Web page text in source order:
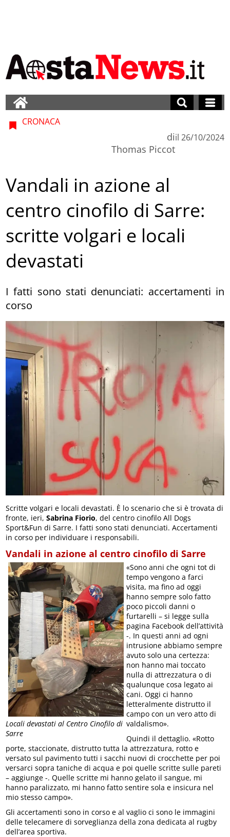
CRONACA
di
Thomas Piccot
il 26/10/2024
Vandali in azione al
centro cinofilo di Sarre:
scritte volgari e locali
devastati
I fatti sono stati denunciati: accertamenti in
corso
Scritte volgari e locali devastati. È lo scenario che si è trovata di
fronte, ieri,Sabrina Fiorio, del centro cinofilo All Dogs
Sport&Fun di Sarre. I fatti sono stati denunciati. Accertamenti
in corso per individuare i responsabili.
Vandali in azione al centro cinofilo di Sarre
Locali devastati al Centro Cinofilo di
Sarre
«Sono anni che ogni tot di
tempo vengono a farci
visita, ma fino ad oggi
hanno sempre solo fatto
poco piccoli danni o
furtarelli – si legge sulla
pagina Facebook dell’attività
-. In questi anni ad ogni
intrusione abbiamo sempre
avuto solo una certezza:
non hanno mai toccato
nulla di attrezzatura o di
qualunque cosa legato ai
cani. Oggi ci hanno
letteralmente distrutto il
campo con un vero atto di
valdalismo».
Quindi il dettaglio. «Rotto
porte, staccionate, distrutto tutta la attrezzatura, rotto e
versato sul pavimento tutti i sacchi nuovi di crocchette per poi
versarci sopra taniche di acqua e poi quelle scritte sulle pareti
– aggiunge -. Quelle scritte mi hanno gelato il sangue, mi
hanno paralizzato, mi hanno fatto sentire sola e insicura nel
mio stesso campo».
Gli accertamenti sono in corso e al vaglio ci sono le immagini
delle telecamere di sorveglianza della zona dedicata al rugby
dell’area sportiva.